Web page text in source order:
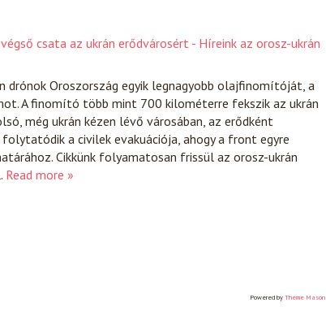
csata az ukrán erődvárosért - Híreink az orosz-ukrán
drónok Oroszország egyik legnagyobb olajfinomítóját, a
A finomító több mint 700 kilométerre fekszik az ukrán
még ukrán kézen lévő városában, az erődként
a civilek evakuációja, ahogy a front egyre
Cikkünk folyamatosan frissül az orosz-ukrán
Read more »
Powered by Theme Mason